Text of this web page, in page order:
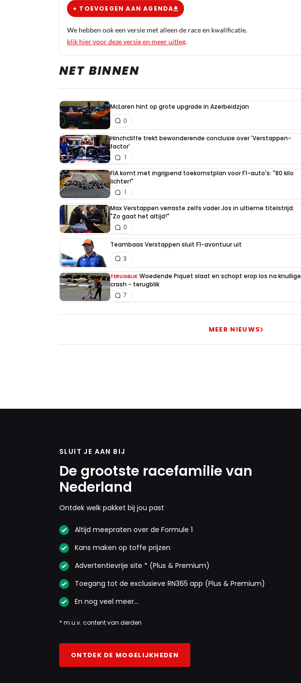
+ TOEVOEGEN AAN AGENDA
We hebben ook een versie met alleen de race en kwalificatie.
klik hier voor deze versie en meer uitleg.
NET BINNEN
McLaren hint op grote upgrade in Azerbeidzjan
0
Hinchcliffe trekt bewonderende conclusie over 'Verstappen-
factor'
1
FIA komt met ingrijpend toekomstplan voor F1-auto's: "80 kilo
lichter!"
1
Max Verstappen verraste zelfs vader Jos in ultieme titelstrijd:
"Zo gaat het altijd!"
0
Teambaas Verstappen sluit F1-avontuur uit
3
TERUGBLIK Woedende Piquet slaat en schopt erop los na knullige
crash - terugblik
7
MEER NIEUWS
SLUIT JE AAN BIJ
De grootste racefamilie van
Nederland
Ontdek welk pakket bij jou past
Altijd meepraten over de Formule 1
Kans maken op toffe prijzen
Advertentievrije site * (Plus & Premium)
Toegang tot de exclusieve RN365 app (Plus & Premium)
En nog veel meer…
* m.u.v. content van derden
ONTDEK DE MOGELIJKHEDEN